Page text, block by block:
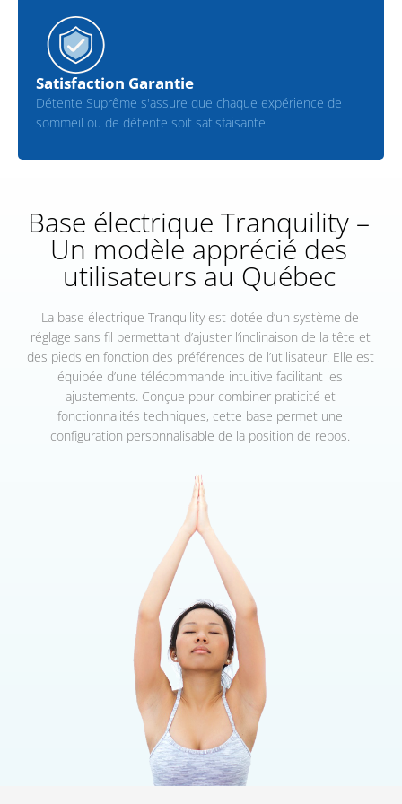
Satisfaction Garantie
Détente Suprême s'assure que chaque expérience de
sommeil ou de détente soit satisfaisante.
Base électrique Tranquility –
Un modèle apprécié des
utilisateurs au Québec
La base électrique Tranquility est dotée d’un système de
réglage sans fil permettant d’ajuster l’inclinaison de la tête et
des pieds en fonction des préférences de l’utilisateur. Elle est
équipée d’une télécommande intuitive facilitant les
ajustements. Conçue pour combiner praticité et
fonctionnalités techniques, cette base permet une
configuration personnalisable de la position de repos.